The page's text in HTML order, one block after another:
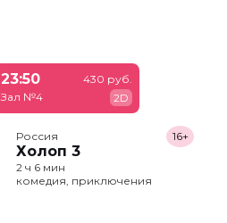
23:50
Зал №4
430 руб.
2D
Россия
Холоп 3
16+
2 ч 6 мин
комедия, приключения